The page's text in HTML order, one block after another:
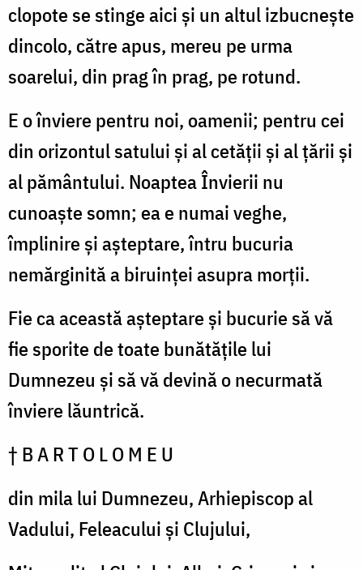
clopote se stinge aici și un altul izbucnește
dincolo, către apus, mereu pe urma
soarelui, din prag în prag, pe rotund.
E o înviere pentru noi, oamenii; pentru cei
din orizontul satului și al cetății și al țării și
al pământului. Noaptea Învierii nu
cunoaște somn; ea e numai veghe,
împlinire și așteptare, întru bucuria
nemărginită a biruinței asupra morții.
Fie ca această așteptare și bucurie să vă
fie sporite de toate bunătățile lui
Dumnezeu și să vă devină o necurmată
înviere lăuntrică.
† B A R T O L O M E U
din mila lui Dumnezeu, Arhiepiscop al
Vadului, Feleacului și Clujului,